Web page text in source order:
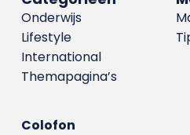
Onderwijs
Lifestyle
International
Themapagina’s
Colofon